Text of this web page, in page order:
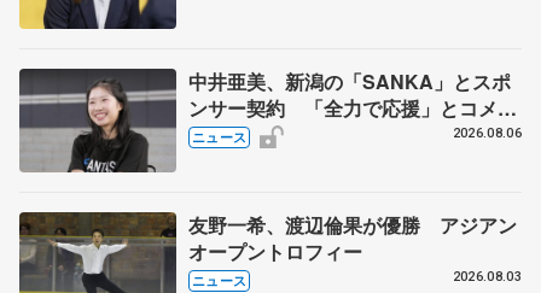
中井亜美、新潟の「SANKA」とスポ
ンサー契約 「全力で応援」とコメン
ト
ニュース 2026.08.06
友野一希、渡辺倫果が優勝 アジアン
オープントロフィー
ニュース 2026.08.03